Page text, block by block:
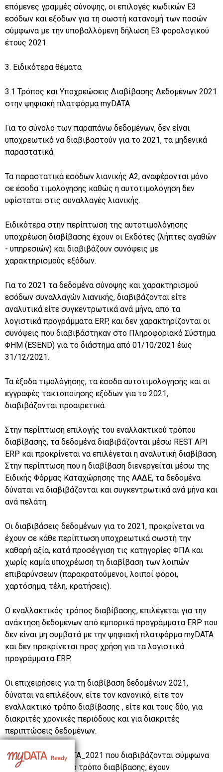
επόμενες γραμμές σύνοψης, οι επιλογές κωδικών Ε3
εσόδων και εξόδων για τη σωστή κατανομή των ποσών
σύμφωνα με την υποβαλλόμενη δήλωση Ε3 φορολογικού
έτους 2021.
3. Ειδικότερα θέματα
3.1 Τρόπος και Υποχρεώσεις Διαβίβασης Δεδομένων 2021
στην ψηφιακή πλατφόρμα myDATA
Για το σύνολο των παραπάνω δεδομένων, δεν είναι
υποχρεωτικό να διαβιβαστούν για το 2021, τα μηδενικά
παραστατικά.
Τα παραστατικά εσόδων λιανικής Α2, αναφέρονται μόνο
σε έσοδα τιμολόγησης καθώς η αυτοτιμολόγηση δεν
υφίσταται στις συναλλαγές λιανικής.
Ειδικότερα στην περίπτωση της αυτοτιμολόγησης
υποχρέωση διαβίβασης έχουν οι Εκδότες (λήπτες αγαθών
- υπηρεσιών) και διαβιβάζουν συνόψεις με
χαρακτηρισμούς εξόδων.
Για το 2021 τα δεδομένα σύνοψης και χαρακτηρισμού
εσόδων συναλλαγών λιανικής, διαβιβάζονται είτε
αναλυτικά είτε συγκεντρωτικά ανά μήνα, από τα
λογιστικά προγράμματα ERP, και δεν χαρακτηρίζονται οι
συνόψεις που διαβιβάστηκαν στο Πληροφοριακό Σύστημα
ΦΗΜ (ESEND) για το διάστημα από 01/10/2021 έως
31/12/2021.
Τα έξοδα τιμολόγησης, τα έσοδα αυτοτιμολόγησης και οι
εγγραφές τακτοποίησης εξόδων για το 2021,
διαβιβάζονται προαιρετικά.
Στην περίπτωση επιλογής του εναλλακτικού τρόπου
διαβίβασης, τα δεδομένα διαβιβάζονται μέσω REST API
ERP και προκρίνεται να επιλέγεται η αναλυτική διαβίβαση.
Στην περίπτωση που η διαβίβαση διενεργείται μέσω της
Ειδικής Φόρμας Καταχώρησης της ΑΑΔΕ, τα δεδομένα
δύναται να διαβιβάζονται και συγκεντρωτικά ανά μήνα και
ανά πελάτη.
Οι διαβιβάσεις δεδομένων για το 2021, προκρίνεται να
έχουν σε κάθε περίπτωση υποχρεωτικά σωστή την
καθαρή αξία, κατά προσέγγιση τις κατηγορίες ΦΠΑ και
χωρίς καμία υποχρέωση τη διαβίβαση των λοιπών
επιβαρύνσεων (παρακρατούμενοι, λοιποί φόροι,
χαρτόσημα, τέλη, κρατήσεις).
Ο εναλλακτικός τρόπος διαβίβασης, επιλέγεται για την
ανάκτηση δεδομένων από εμπορικά προγράμματα ERP που
δεν είναι μη συμβατά με την ψηφιακή πλατφόρμα myDATA
και δεν προκρίνεται προς χρήση για τα λογιστικά
προγράμματα ERP.
Οι επιχειρήσεις για τη διαβίβαση δεδομένων 2021,
δύναται να επιλέξουν, είτε τον κανονικό, είτε τον
εναλλακτικό τρόπο διαβίβασης , είτε και τους δύο, για
διακριτές χρονικές περιόδους και για διακριτές
περιπτώσεις δεδομένων.
Τα δεδομένα myDATA_2021 που διαβιβάζονται σύμφωνα
με τον εναλλακτικό τρόπο διαβίβασης, έχουν